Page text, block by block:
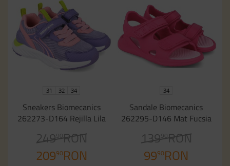
31 32 34
Sneakers Biomecanics
262273-D164 Rejilla Lila
249 90RON
20990RON
34
Sandale Biomecanics
262295-D146 Mat Fucsia
139 90RON
9990RON